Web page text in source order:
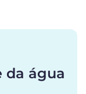
da água